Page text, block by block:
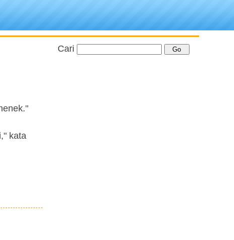
kata
Cari